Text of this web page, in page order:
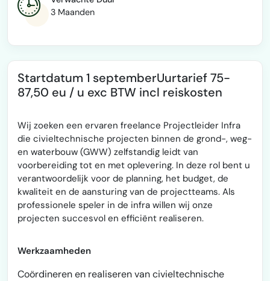
3 Maanden
Startdatum 1 septemberUurtarief 75-
87,50 eu / u exc BTW incl reiskosten
Wij zoeken een ervaren freelance Projectleider Infra
die civieltechnische projecten binnen de grond-, weg-
en waterbouw (GWW) zelfstandig leidt van
voorbereiding tot en met oplevering. In deze rol bent u
verantwoordelijk voor de planning, het budget, de
kwaliteit en de aansturing van de projectteams. Als
professionele speler in de infra willen wij onze
projecten succesvol en efficiënt realiseren.
Werkzaamheden
Coördineren en realiseren van civieltechnische